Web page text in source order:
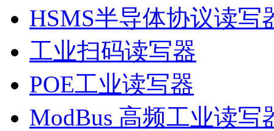
HSMS半导体协议读写
工业扫码读写器
POE工业读写器
ModBus 高频工业读写